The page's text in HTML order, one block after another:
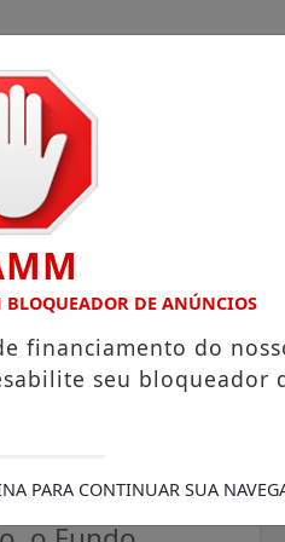
RECEITA FEDERAL
Fundo
BLOQUEADOR DE ANÚNCIOS
financiamento do
seu bloqueador
PARA CONTINUAR SUA